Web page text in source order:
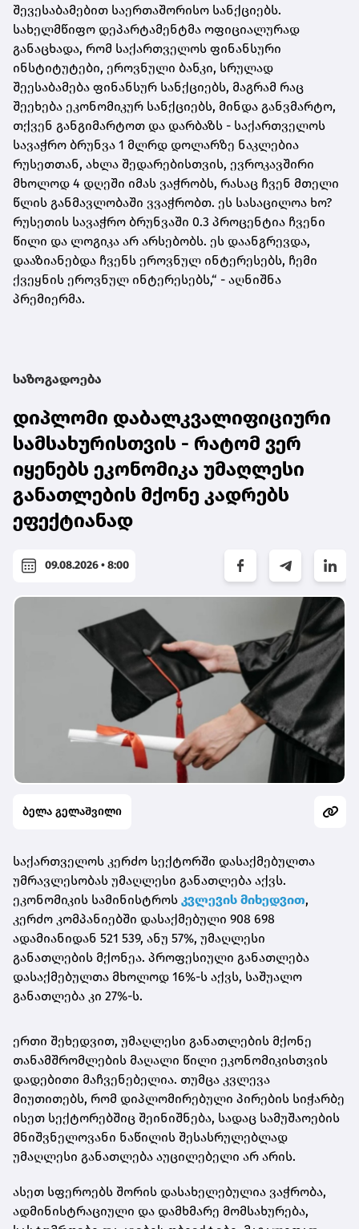
შევესაბამებით საერთაშორისო სანქციებს.
სახელმწიფო დეპარტამენტმა ოფიციალურად
განაცხადა, რომ საქართველოს ფინანსური
ინსტიტუტები, ეროვნული ბანკი, სრულად
შეესაბამება ფინანსურ სანქციებს, მაგრამ რაც
შეეხება ეკონომიკურ სანქციებს, მინდა განვმარტო,
თქვენ განგიმარტოთ და დარბაზს - საქართველოს
სავაჭრო ბრუნვა 1 მლრდ დოლარზე ნაკლებია
რუსეთთან, ახლა შედარებისთვის, ევროკავშირი
მხოლოდ 4 დღეში იმას ვაჭრობს, რასაც ჩვენ მთელი
წლის განმავლობაში ვვაჭრობთ. ეს სასაცილოა ხო?
რუსეთის სავაჭრო ბრუნვაში 0.3 პროცენტია ჩვენი
წილი და ლოგიკა არ არსებობს. ეს დაანგრევდა,
დააზიანებდა ჩვენს ეროვნულ ინტერესებს, ჩემი
ქვეყნის ეროვნულ ინტერესებს,“ - აღნიშნა
პრემიერმა.
საზოგადოება
დიპლომი დაბალკვალიფიციური
სამსახურისთვის - რატომ ვერ
იყენებს ეკონომიკა უმაღლესი
განათლების მქონე კადრებს
ეფექტიანად
09.08.2026 • 8:00
ბელა გელაშვილი
საქართველოს კერძო სექტორში დასაქმებულთა
უმრავლესობას უმაღლესი განათლება აქვს.
ეკონომიკის სამინისტროს კვლევის მიხედვით,
კერძო კომპანიებში დასაქმებული 908 698
ადამიანიდან 521 539, ანუ 57%, უმაღლესი
განათლების მქონეა. პროფესიული განათლება
დასაქმებულთა მხოლოდ 16%-ს აქვს, საშუალო
განათლება კი 27%-ს.
ერთი შეხედვით, უმაღლესი განათლების მქონე
თანამშრომლების მაღალი წილი ეკონომიკისთვის
დადებითი მაჩვენებელია. თუმცა კვლევა
მიუთითებს, რომ დიპლომირებული პირების სიჭარბე
ისეთ სექტორებშიც შეინიშნება, სადაც სამუშაოების
მნიშვნელოვანი ნაწილის შესასრულებლად
უმაღლესი განათლება აუცილებელი არ არის.
ასეთ სფეროებს შორის დასახელებულია ვაჭრობა,
ადმინისტრაციული და დამხმარე მომსახურება,